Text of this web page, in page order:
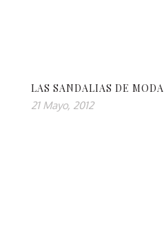
LAS SANDALIAS DE MODA
21 Mayo, 2012